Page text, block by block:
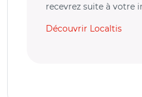
recevrez suite à votre
Découvrir Localtis